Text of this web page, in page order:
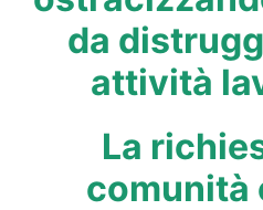
da
attività
La
comunità